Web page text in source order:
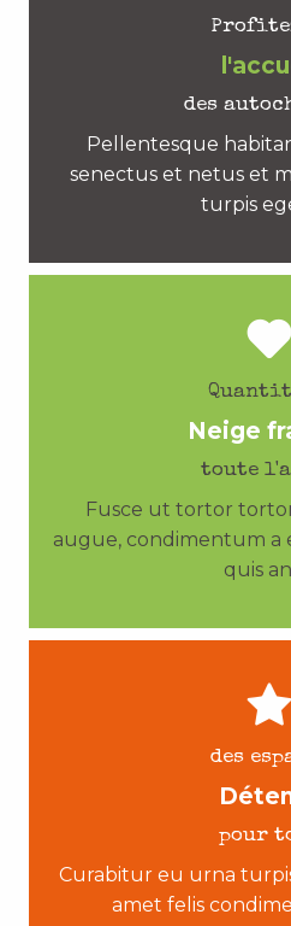
des
Pellentesque
senectus et netus et
turpis
Neige
toute
Fusce ut tortor
augue, condimentum a
quis
des
pour
Curabitur eu urna
amet felis